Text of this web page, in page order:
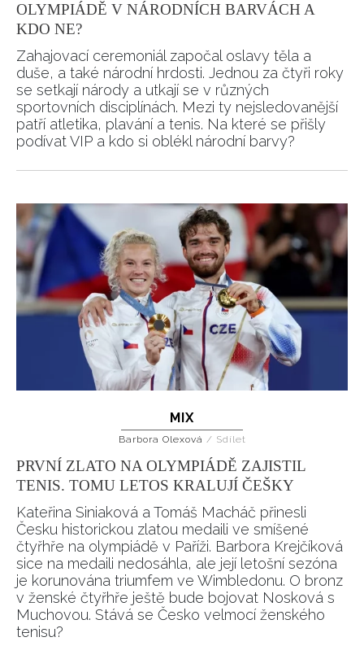
OLYMPIÁDĚ V NÁRODNÍCH BARVÁCH A
KDO NE?
Zahajovací ceremoniál započal oslavy těla a
duše, a také národní hrdosti. Jednou za čtyři roky
se setkají národy a utkají se v různých
sportovních disciplínách. Mezi ty nejsledovanější
patří atletika, plavání a tenis. Na které se přišly
podívat VIP a kdo si oblékl národní barvy?
MIX
Barbora Olexová / Sdílet
PRVNÍ ZLATO NA OLYMPIÁDĚ ZAJISTIL
TENIS. TOMU LETOS KRALUJÍ ČEŠKY
Kateřina Siniaková a Tomáš Macháč přinesli
Česku historickou zlatou medaili ve smíšené
čtyřhře na olympiádě v Paříži. Barbora Krejčíková
sice na medaili nedosáhla, ale její letošní sezóna
je korunována triumfem ve Wimbledonu. O bronz
v ženské čtyřhře ještě bude bojovat Nosková s
Muchovou. Stává se Česko velmocí ženského
tenisu?